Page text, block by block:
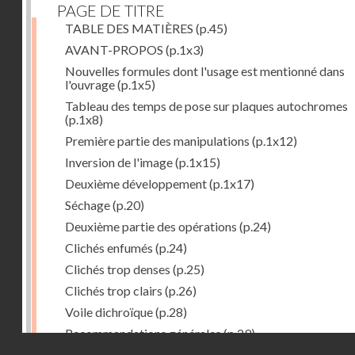
PAGE DE TITRE
TABLE DES MATIÈRES (p.45)
AVANT-PROPOS (p.1x3)
Nouvelles formules dont l'usage est mentionné dans
l'ouvrage(p.1x5)
Tableau des temps de pose sur plaques autochromes
(p.1x8)
Première partie des manipulations (p.1x12)
Inversion de l'image(p.1x15)
Deuxième développement(p.1x17)
Séchage(p.20)
Deuxième partie des opérations (p.24)
Clichés enfumés (p.24)
Clichés trop denses (p.25)
Clichés trop clairs (p.26)
Voile dichroïque(p.28)
Recommandations générales(p.29)